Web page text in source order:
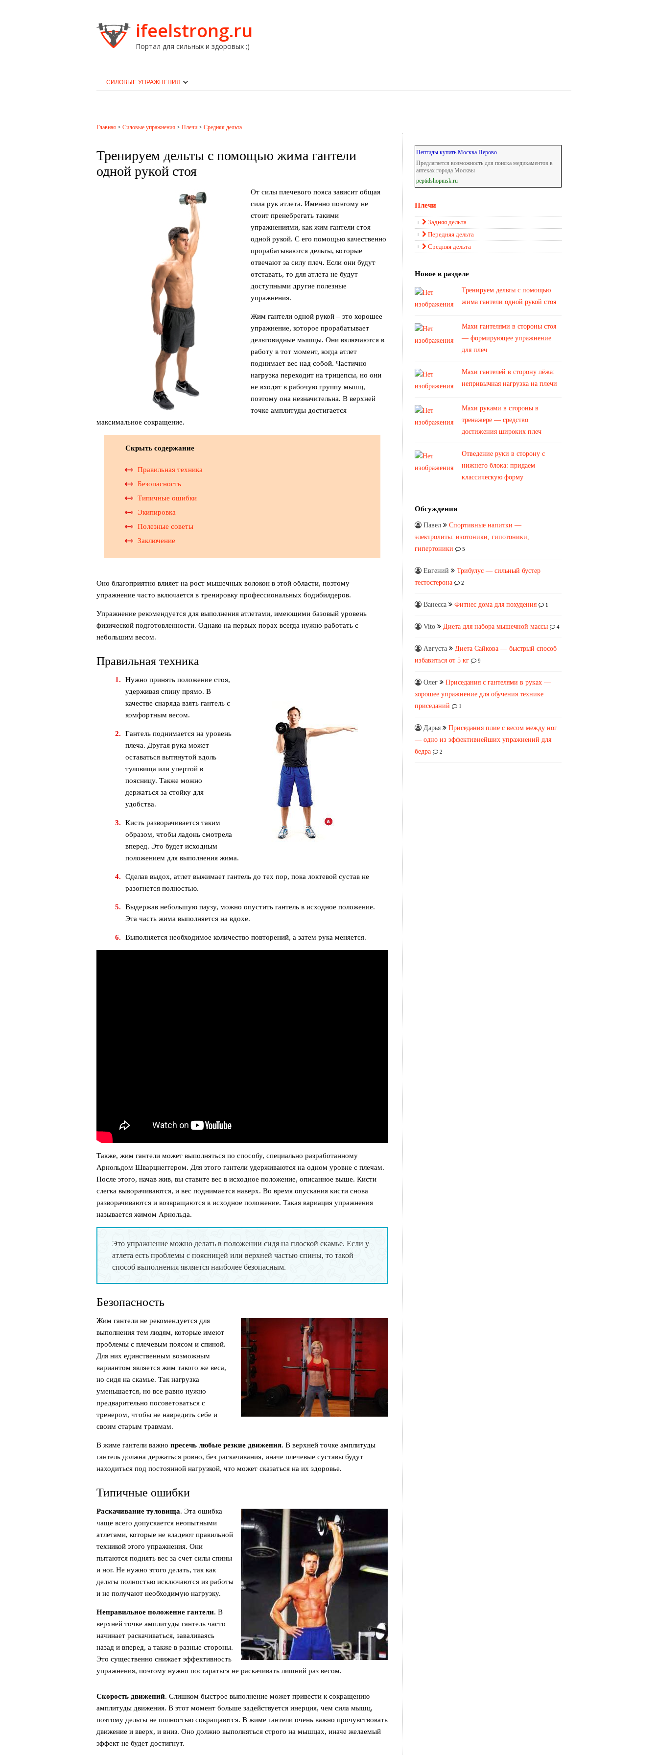
ifeelstrong.ru
Портал для сильных и здоровых ;)
СИЛОВЫЕ УПРАЖНЕНИЯ
Главная > Силовые упражнения > Плечи > Средняя дельта
Тренируем дельты с помощью жима гантели
одной рукой стоя
От силы плечевого пояса зависит общая
сила рук атлета. Именно поэтому не
стоит пренебрегать такими
упражнениями, как жим гантели стоя
одной рукой. С его помощью качественно
прорабатываются дельты, которые
отвечают за силу плеч. Если они будут
отставать, то для атлета не будут
доступными другие полезные
упражнения.
Жим гантели одной рукой – это хорошее
упражнение, которое прорабатывает
дельтовидные мышцы. Они включаются в
работу в тот момент, когда атлет
поднимает вес над собой. Частично
нагрузка переходит на трицепсы, но они
не входят в рабочую группу мышц,
поэтому она незначительна. В верхней
точке амплитуды достигается
максимальное сокращение.
Скрыть содержание
Правильная техника
Безопасность
Типичные ошибки
Экипировка
Полезные советы
Заключение
Оно благоприятно влияет на рост мышечных волокон в этой области, поэтому
упражнение часто включается в тренировку профессиональных бодибилдеров.
Упражнение рекомендуется для выполнения атлетами, имеющими базовый уровень
физической подготовленности. Однако на первых порах всегда нужно работать с
небольшим весом.
Правильная техника
Нужно принять положение стоя,
удерживая спину прямо. В
качестве снаряда взять гантель с
комфортным весом.
Гантель поднимается на уровень
плеча. Другая рука может
оставаться вытянутой вдоль
туловища или упертой в
поясницу. Также можно
держаться за стойку для
удобства.
Кисть разворачивается таким
образом, чтобы ладонь смотрела
вперед. Это будет исходным
положением для выполнения жима.
Сделав выдох, атлет выжимает гантель до тех пор, пока локтевой сустав не
разогнется полностью.
Выдержав небольшую паузу, можно опустить гантель в исходное положение.
Эта часть жима выполняется на вдохе.
Выполняется необходимое количество повторений, а затем рука меняется.
Также, жим гантели может выполняться по способу, специально разработанному
Арнольдом Шварцнеггером. Для этого гантели удерживаются на одном уровне с плечам.
После этого, начав жив, вы ставите вес в исходное положение, описанное выше. Кисти
слегка выворачиваются, и вес поднимается наверх. Во время опускания кисти снова
разворачиваются и возвращаются в исходное положение. Такая вариация упражнения
называется жимом Арнольда.
Это упражнение можно делать в положении сидя на плоской скамье. Если у
атлета есть проблемы с поясницей или верхней частью спины, то такой
способ выполнения является наиболее безопасным.
Безопасность
Жим гантели не рекомендуется для
выполнения тем людям, которые имеют
проблемы с плечевым поясом и спиной.
Для них единственным возможным
вариантом является жим такого же веса,
но сидя на скамье. Так нагрузка
уменьшается, но все равно нужно
предварительно посоветоваться с
тренером, чтобы не навредить себе и
своим старым травмам.
В жиме гантели важно пресечь любые резкие движения. В верхней точке амплитуды
гантель должна держаться ровно, без раскачивания, иначе плечевые суставы будут
находиться под постоянной нагрузкой, что может сказаться на их здоровье.
Типичные ошибки
Раскачивание туловища. Эта ошибка
чаще всего допускается неопытными
атлетами, которые не владеют правильной
техникой этого упражнения. Они
пытаются поднять вес за счет силы спины
и ног. Не нужно этого делать, так как
дельты полностью исключаются из работы
и не получают необходимую нагрузку.
Неправильное положение гантели. В
верхней точке амплитуды гантель часто
начинает раскачиваться, заваливаясь
назад и вперед, а также в разные стороны.
Это существенно снижает эффективность
упражнения, поэтому нужно постараться не раскачивать лишний раз весом.
Скорость движений. Слишком быстрое выполнение может привести к сокращению
амплитуды движения. В этот момент больше задействуется инерция, чем сила мышц,
поэтому дельты не полностью сокращаются. В жиме гантели очень важно прочувствовать
движение и вверх, и вниз. Оно должно выполняться строго на мышцах, иначе желаемый
эффект не будет достигнут.
Пептиды купить Москва Перово
Предлагается возможность для поиска медикаментов в
аптеках города Москвы
peptidshopmsk.ru
Плечи
Задняя дельта
Передняя дельта
Средняя дельта
Новое в разделе
Тренируем дельты с помощью
жима гантели одной рукой стоя
Махи гантелями в стороны стоя
— формирующее упражнение
для плеч
Махи гантелей в сторону лёжа:
непривычная нагрузка на плечи
Махи руками в стороны в
тренажере — средство
достижения широких плеч
Отведение руки в сторону с
нижнего блока: придаем
классическую форму
Обсуждения
Павел
Спортивные напитки —
электролиты: изотоники, гипотоники,
гипертоники
5
Евгений
Трибулус — сильный бустер
тестостерона
2
Ванесса Фитнес дома для похудения 1
Vito Диета для набора мышечной массы 4
Августа
Диета Сайкова — быстрый способ
избавиться от 5 кг
9
Олег
Приседания с гантелями в руках —
хорошее упражнение для обучения технике
приседаний
1
Дарья
Приседания плие с весом между ног
— одно из эффективнейших упражнений для
бедра
2